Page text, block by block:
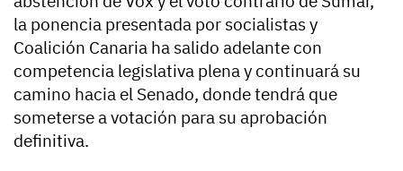
la ponencia presentada por socialistas y
Coalición Canaria ha salido adelante con
competencia legislativa plena y continuará su
camino hacia el Senado, donde tendrá que
someterse a votación para su aprobación
definitiva.